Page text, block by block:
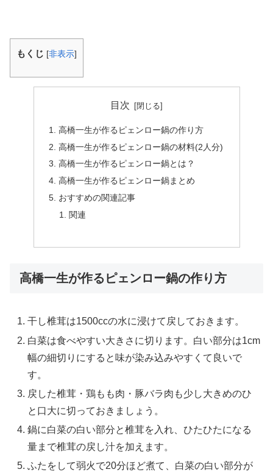
もくじ [非表示]
目次
高橋一生が作るピェンロー鍋の作り方
高橋一生が作るピェンロー鍋の材料(2人分)
高橋一生が作るピェンロー鍋とは？
高橋一生が作るピェンロー鍋まとめ
おすすめの関連記事
関連
高橋一生が作るピェンロー鍋の作り方
干し椎茸は1500ccの水に浸けて戻しておきます。
白菜は食べやすい大きさに切ります。白い部分は1cm
幅の細切りにすると味が染み込みやすくて良いで
す。
戻した椎茸・鶏もも肉・豚バラ肉も少し大きめのひ
と口大に切っておきましょう。
鍋に白菜の白い部分と椎茸を入れ、ひたひたになる
量まで椎茸の戻し汁を加えます。
ふたをして弱火で20分ほど煮て、白菜の白い部分が